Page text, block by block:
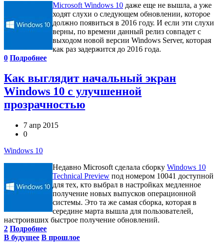
Microsoft Windows 10 даже еще не вышла, а уже
ходят слухи о следующем обновлении, которое
должно появиться в 2016 году. И если эти слухи
верны, по времени данный релиз совпадет с
выходом новой версии Windows Server, которая
как раз задержится до 2016 года.
0 Подробнее
Как выглядит начальный экран
Windows 10 с улучшенной
прозрачностью
7 апр 2015
0
Windows 10
Недавно Microsoft сделала сборку Windows 10
Technical Preview под номером 10041 доступной
для тех, кто выбрал в настройках медленное
получение новых выпусков операционной
системы. Это та же самая сборка, которая в
середине марта вышла для пользователей,
настроивших быстрое получение обновлений.
2 Подробнее
В будущее В прошлое